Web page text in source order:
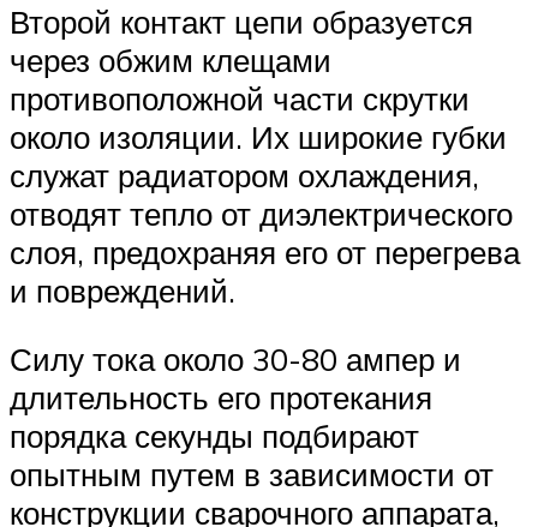
Второй контакт цепи образуется
через обжим клещами
противоположной части скрутки
около изоляции. Их широкие губки
служат радиатором охлаждения,
отводят тепло от диэлектрического
слоя, предохраняя его от перегрева
и повреждений.
Силу тока около 30-80 ампер и
длительность его протекания
порядка секунды подбирают
опытным путем в зависимости от
конструкции сварочного аппарата,